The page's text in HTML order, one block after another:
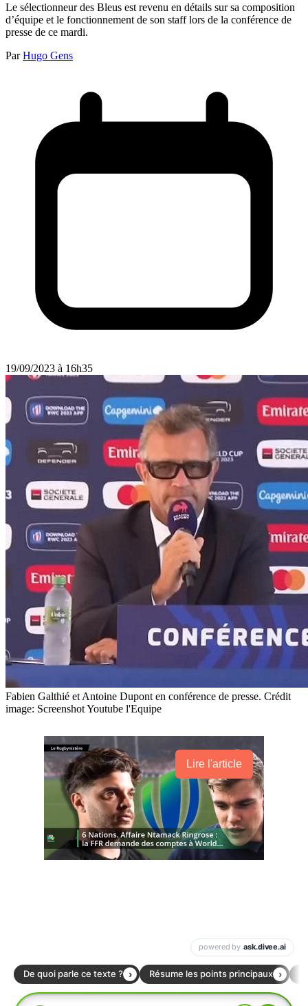
Le sélectionneur des Bleus est revenu en détails sur sa composition
d’équipe et le fonctionnement de son staff lors de la conférence de
presse de ce mardi.
Par Hugo Gens
19/09/2023 à 16h35
Fabien Galthié et Antoine Dupont en conférence de presse. Crédit
image: Screenshot Youtube l'Equipe
Lire l'article